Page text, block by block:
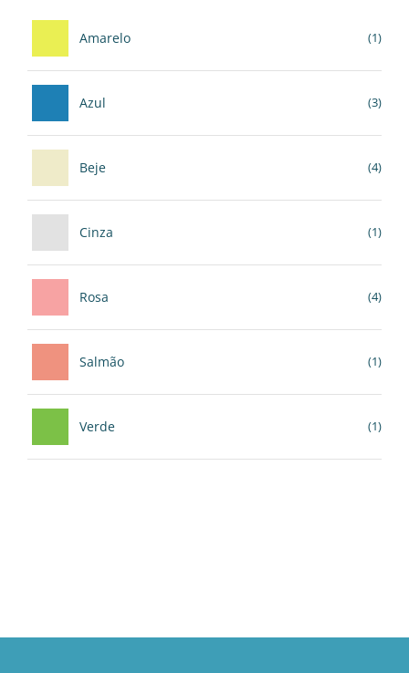
Amarelo (1)
Azul (3)
Beje (4)
Cinza (1)
Rosa (4)
Salmão (1)
Verde (1)